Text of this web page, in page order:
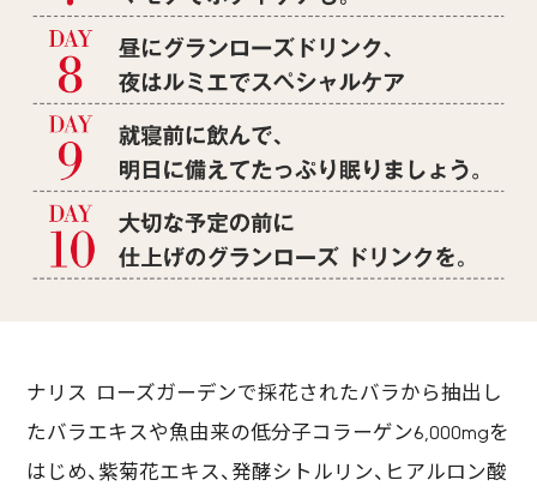
ナリス ローズガーデンで採花されたバラから抽出し
たバラエキスや魚由来の低分子コラーゲン6,000mgを
はじめ、紫菊花エキス、発酵シトルリン、ヒアルロン酸